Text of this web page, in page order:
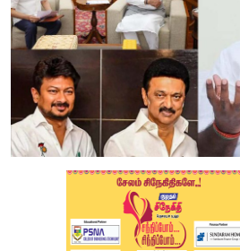
Politics